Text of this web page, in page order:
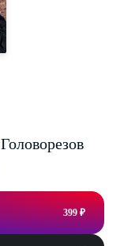
399 ₽